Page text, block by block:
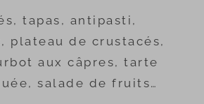
tapas, antipasti,
plateau de crustacés,
aux câpres, tarte
salade de fruits…